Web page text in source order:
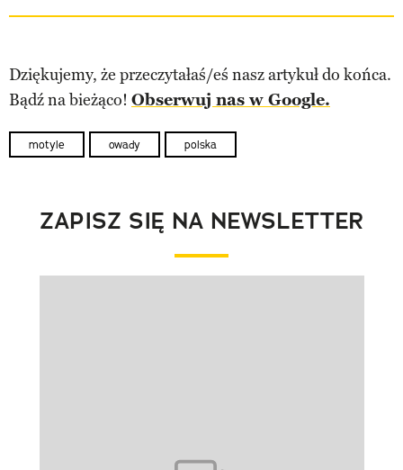
Dziękujemy, że przeczytałaś/eś nasz artykuł do końca.
Bądź na bieżąco! Obserwuj nas w Google.
motyle owady polska
ZAPISZ SIĘ NA NEWSLETTER